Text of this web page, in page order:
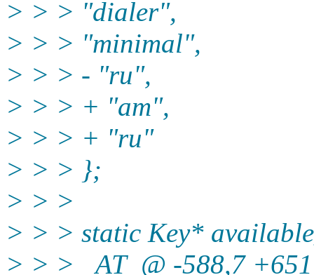
> > > "dialer",
> > > "minimal",
> > > - "ru",
> > > + "am",
> > > + "ru"
> > > };
> > >
> > > static Key*
> > > _AT_@ -588,7